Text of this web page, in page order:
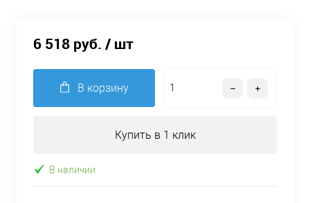
6 518 руб. / шт
В корзину
Купить в 1 клик
В наличии